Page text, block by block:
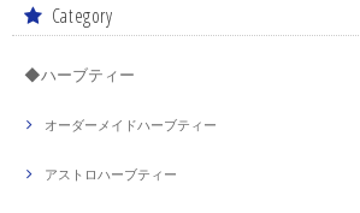
Category
◆ハーブティー
オーダーメイドハーブティー
アストロハーブティー